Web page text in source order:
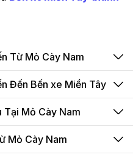
Từ Mỏ Cày Nam
Đến Bến xe Miền Tây
Tại Mỏ Cày Nam
Mỏ Cày Nam